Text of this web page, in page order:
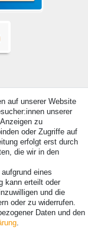
| *Gilt für
auf unserer Website
unserer
zu
oder Zugriffe auf
erfolgt erst durch
die wir in den
eines
kann erteilt oder
und die
oder zu widerrufen.
Daten und den
.